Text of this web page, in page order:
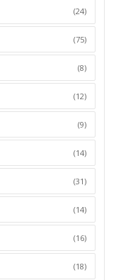
(24)
(75)
(8)
(12)
(9)
(14)
(31)
(14)
(16)
(18)